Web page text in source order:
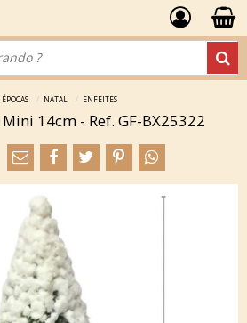
ÉPOCAS NATAL ENFEITES
14cm - Ref. GF-BX25322